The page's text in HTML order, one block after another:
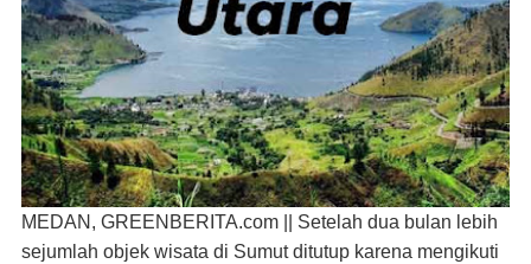
MEDAN, GREENBERITA.com || Setelah dua bulan lebih
sejumlah objek wisata di Sumut ditutup karena mengikuti